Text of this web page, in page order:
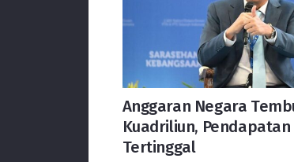
Anggaran Negara
Kuadriliun, Pendapatan
Tertinggal